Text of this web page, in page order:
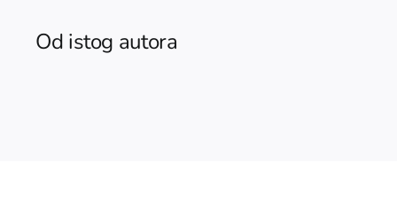
Od istog autora